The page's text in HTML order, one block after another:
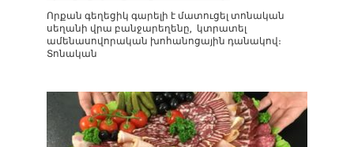
Որքան գեղեցիկ գարելի է մատուցել տոնական
սեղանի վրա բանջարեղենը, կտրատել
ամենասովորական խոհանոցային դանակով։
Տոնական